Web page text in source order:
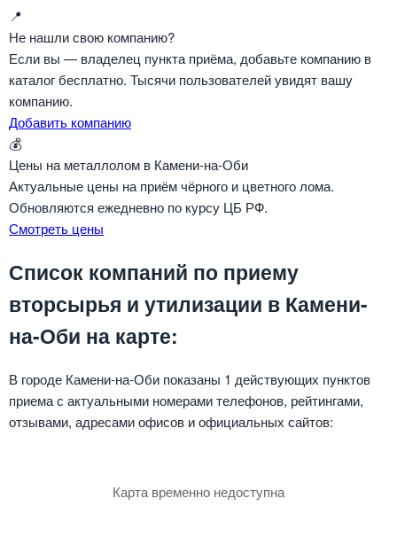
📍
Не нашли свою компанию?
Если вы — владелец пункта приёма, добавьте компанию в
каталог бесплатно. Тысячи пользователей увидят вашу
компанию.
Добавить компанию
💰
Цены на металлолом в Камени-на-Оби
Актуальные цены на приём чёрного и цветного лома.
Обновляются ежедневно по курсу ЦБ РФ.
Смотреть цены
Список компаний по приему
вторсырья и утилизации в Камени-
на-Оби на карте:
В городе Камени-на-Оби показаны 1 действующих пунктов
приема с актуальными номерами телефонов, рейтингами,
отзывами, адресами офисов и официальных сайтов:
Карта временно недоступна